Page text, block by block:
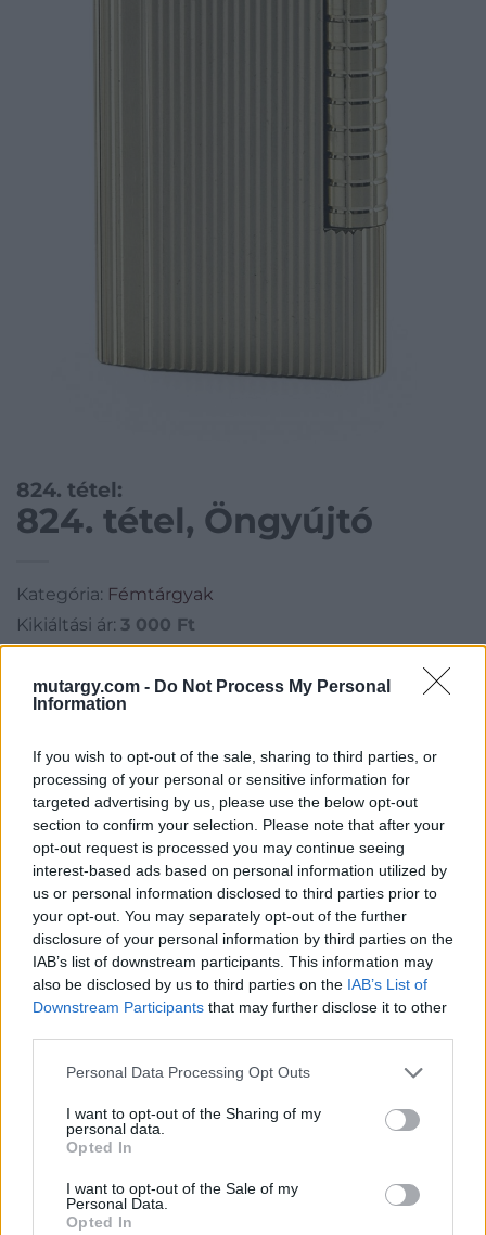
mutargy.com - Do Not Process My Personal
Information
If you wish to opt-out of the sale, sharing to third parties, or
processing of your personal or sensitive information for
targeted advertising by us, please use the below opt-out
section to confirm your selection. Please note that after your
opt-out request is processed you may continue seeing
interest-based ads based on personal information utilized by
us or personal information disclosed to third parties prior to
your opt-out. You may separately opt-out of the further
disclosure of your personal information by third parties on the
IAB’s list of downstream participants. This information may
also be disclosed by us to third parties on the IAB’s List of
Downstream Participants that may further disclose it to other
Personal Data Processing Opt Outs
I want to opt-out of the Sharing of my
personal data.
Opted In
I want to opt-out of the Sale of my
Personal Data.
Opted In
824. tétel:
824. tétel, Öngyújtó
Kategória: Fémtárgyak
Kikiáltási ár: 3 000 Ft
Aukció adatai
Aukció dátuma: 2015.05.21
Aukció ideje: 18:00
Aukció helye: Budapest, Biksady Galéria
Tételszám: 824
Eladó adatai
Eladó:Biksady Galéria
Cím: Törő Tamás
Biksady Galéria Kft.
1055, Budapest, Falk Miksa u.
9307
GALÉRIA TOVÁBBI MŰTÁRGYAI